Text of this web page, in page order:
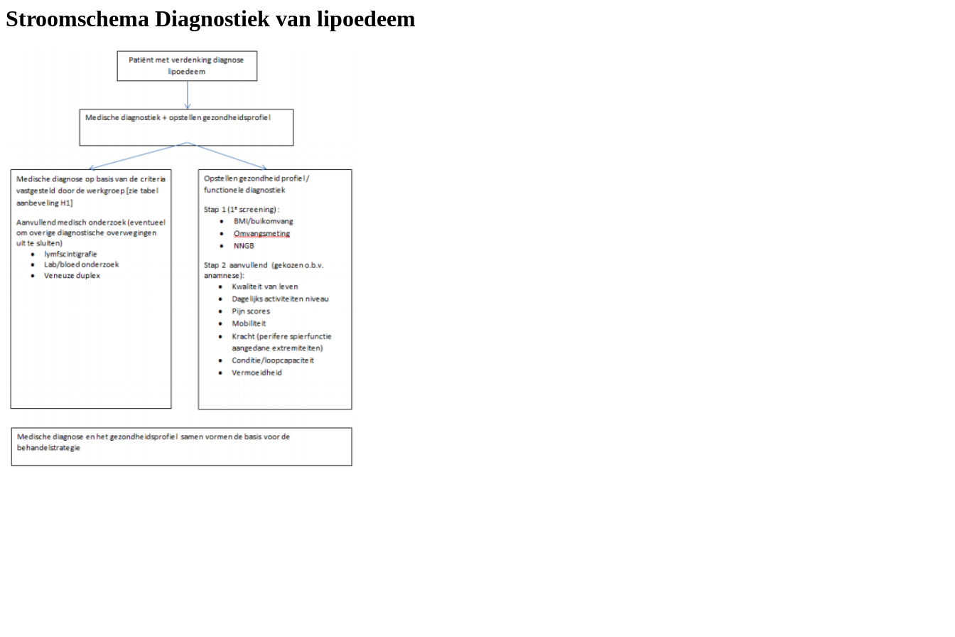
Stroomschema Diagnostiek van lipoedeem